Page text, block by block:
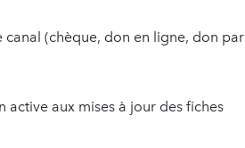
(chèque, don en ligne, don par
aux mises à jour des fiches